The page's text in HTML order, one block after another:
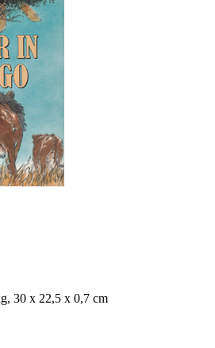
30 x 22,5 x 0,7 cm